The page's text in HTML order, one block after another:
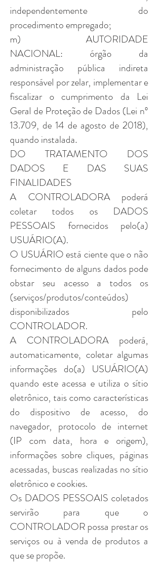
independentemente do
procedimento empregado;
m) AUTORIDADE
NACIONAL: órgão da
administração pública indireta
responsável por zelar, implementar e
fiscalizar o cumprimento da Lei
Geral de Proteção de Dados (Lei nº
13.709, de 14 de agosto de 2018),
quando instalada.
DO TRATAMENTO DOS
DADOS E DAS SUAS
FINALIDADES
A CONTROLADORA poderá
coletar todos os DADOS
PESSOAIS fornecidos pelo(a)
USUÁRIO(A).
O USUÁRIO está ciente que o não
fornecimento de alguns dados pode
obstar seu acesso a todos os
(serviços/produtos/conteúdos)
disponibilizados pelo
CONTROLADOR.
A CONTROLADORA poderá,
automaticamente, coletar algumas
informações do(a) USUÁRIO(A)
quando este acessa e utiliza o sítio
eletrônico, tais como características
do dispositivo de acesso, do
navegador, protocolo de internet
(IP com data, hora e origem),
informações sobre cliques, páginas
acessadas, buscas realizadas no sítio
eletrônico e cookies.
Os DADOS PESSOAIS coletados
servirão para que o
CONTROLADOR possa prestar os
serviços ou à venda de produtos a
que se propõe.